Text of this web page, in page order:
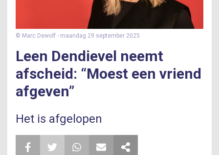
© Marc Dewolf - maandag 29 september 2025
Leen Dendievel neemt
afscheid: “Moest een vriend
afgeven”
Het is afgelopen